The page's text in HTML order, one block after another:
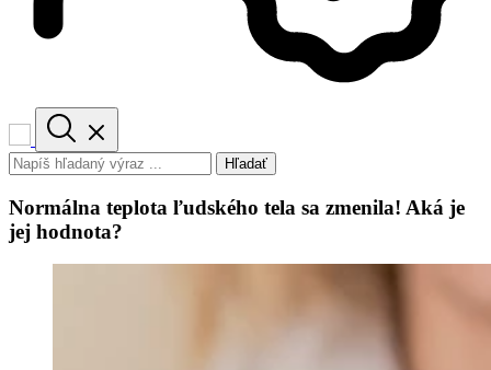
Hľadať
Normálna teplota ľudského tela sa zmenila! Aká je
jej hodnota?